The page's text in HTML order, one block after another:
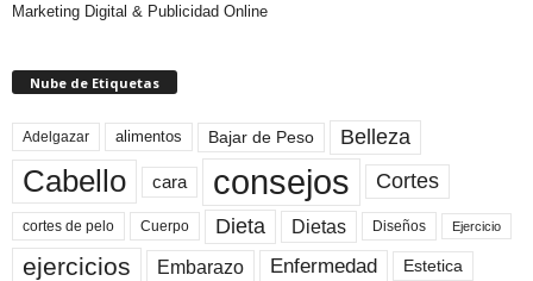
Marketing Digital & Publicidad Online
Nube de Etiquetas
Adelgazar alimentos Bajar de Peso Belleza
Cabello cara consejos Cortes
cortes de pelo Cuerpo Dieta Dietas Diseños Ejercicio
ejercicios Embarazo Enfermedad Estetica